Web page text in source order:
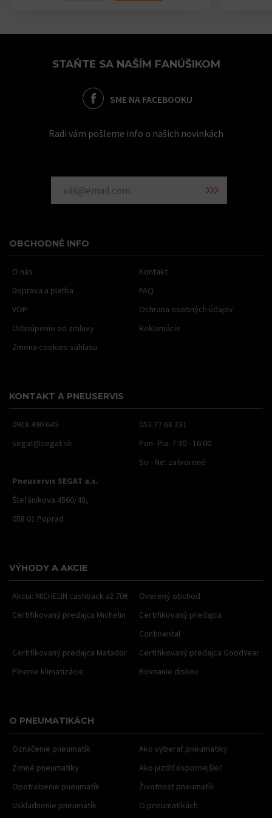
STAŇTE SA NAŠÍM FANÚŠIKOM
SME NA FACEBOOKU
Radi vám pošleme info o našich novinkách
OBCHODNÉ INFO
O nás
Kontakt
Doprava a platba
FAQ
VOP
Ochrana osobných údajov
Odstúpenie od zmluvy
Reklamácie
Zmena cookies súhlasu
KONTAKT A PNEUSERVIS
0918 490 645
052 77 68 231
segat@segat.sk
Pon- Pia: 7:30 - 16:00
So - Ne: zatvorené
Pneuservis SEGAT a.s.
Štefánikova 4560/48,
058 01 Poprad
VÝHODY A AKCIE
Akcia: MICHELIN cashback až 70€
Overený obchod
Certifikovaný predajca Michelin
Certifikovaný predajca
Continental
Certifikovaný predajca Matador
Certifikovaný predajca GoodYear
Plnenie klimatizácie
Rovnanie diskov
O PNEUMATIKÁCH
Označenie pneumatík
Ako vyberať pneumatiky
Zimné pneumatiky
Ako jazdiť úspornejšie?
Opotrebenie pneumatík
Životnosť pneumatík
Uskladnenie pneumatík
O pneumatikách